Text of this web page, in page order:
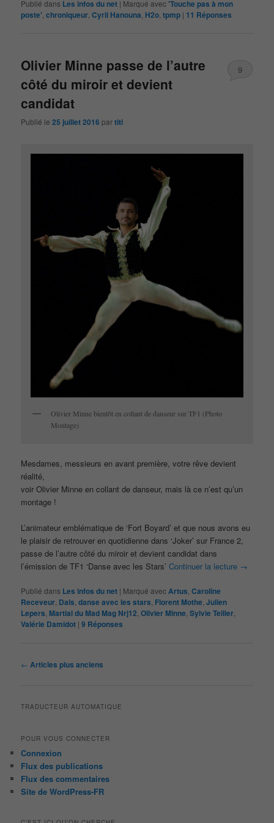
Publié dans Les infos du net | Marqué avec'Touche pas à mon
poste' ,chroniqueur ,Cyril Hanouna H2o ,tpmp | 11 Réponses
Olivier Minne passe de l’autre
côté du miroir et devient
candidat
Publié le25 juillet 2016 partiti
9
Olivier Minne bientôt en collant de danseur sur TF1 (Photo
Montage)
Mesdames, messieurs en avant première, votre rêve devient
réalité,
voir Olivier Minne en collant de danseur, mais là ce n’est qu’un
montage !
L’animateur emblématique de ‘Fort Boyard’ et que nous avons eu
le plaisir de retrouver en quotidienne dans ‘Joker’ sur France 2,
passe de l’autre côté du miroir et devient candidat dans
l’émission de TF1 ‘Danse avec les Stars’Continuer la lecture →
Publié dans Les infos du net | Marqué avecArtus ,Caroline
Receveur Dals ,danse avec les stars Florent Mothe ,Julien
Lepers Martial du Mad Mag Nrj12 ,Olivier Minne ,Sylvie Tellier
Valérie Damidot |9 Réponses
Navigation
← Articles plus anciens
TRADUCTEUR AUTOMATIQUE
POUR VOUS CONNECTER
Connexion
Flux des publications
Flux des commentaires
Site de WordPress-FR